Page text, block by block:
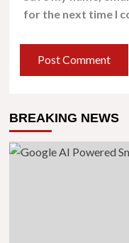
for the next time I
BREAKING NEWS